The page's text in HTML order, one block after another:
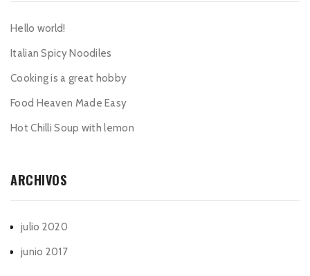
Hello world!
Italian Spicy Noodiles
Cooking is a great hobby
Food Heaven Made Easy
Hot Chilli Soup with lemon
ARCHIVOS
julio 2020
junio 2017